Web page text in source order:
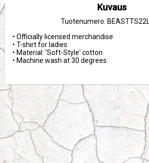
Kuvaus
Tuotenumero:
• Officially licensed merchandise
• T-shirt for ladies
• Material: 'Soft-Style' cotton
• Machine wash at 30 degrees